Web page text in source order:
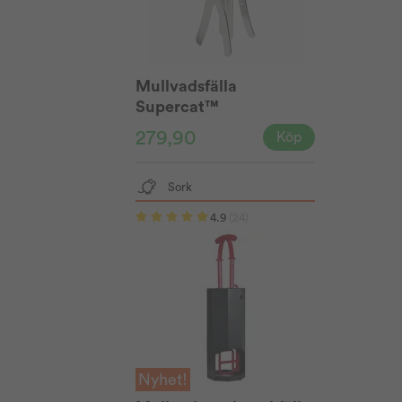
Mullvadsfälla
Supercat™
279,90 Köp
Sork
4.9
Nyhet!